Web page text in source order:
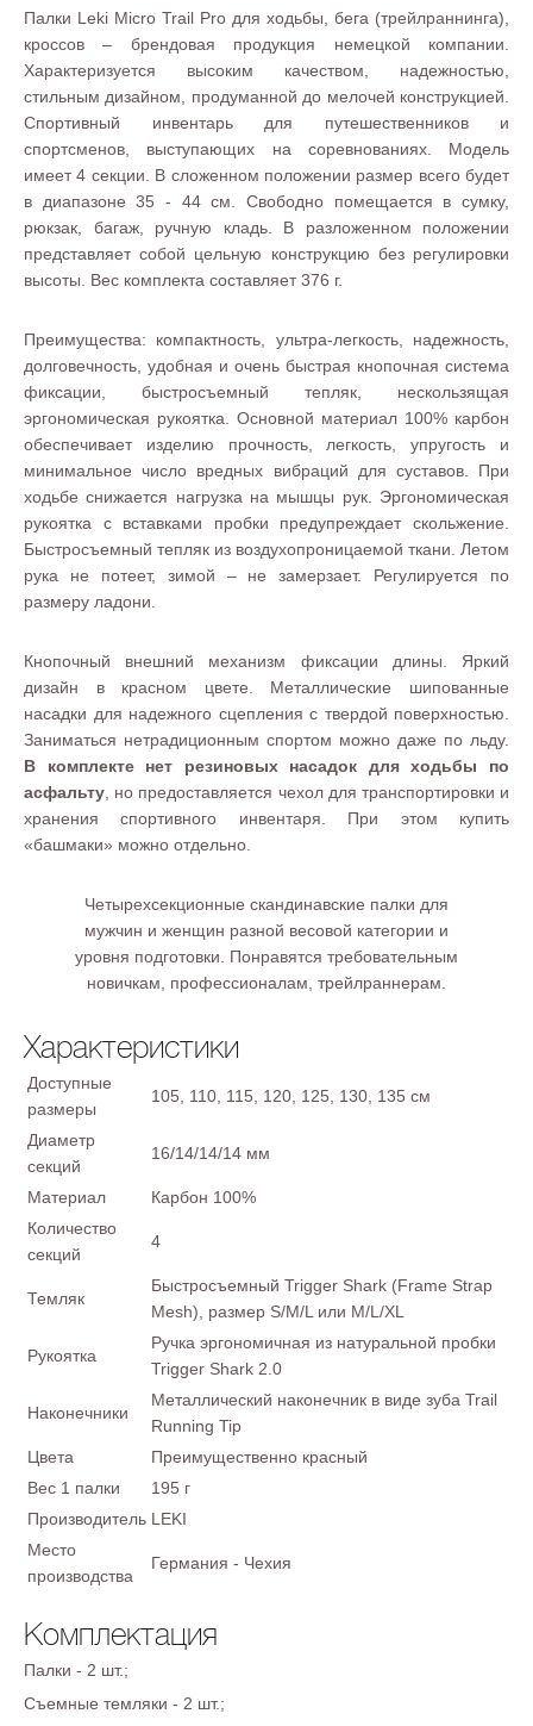
Палки Leki Micro Trail Pro для ходьбы, бега (трейлраннинга),
кроссов – брендовая продукция немецкой компании.
Характеризуется высоким качеством, надежностью,
стильным дизайном, продуманной до мелочей конструкцией.
Спортивный инвентарь для путешественников и
спортсменов, выступающих на соревнованиях. Модель
имеет 4 секции. В сложенном положении размер всего будет
в диапазоне 35 - 44 см. Свободно помещается в сумку,
рюкзак, багаж, ручную кладь. В разложенном положении
представляет собой цельную конструкцию без регулировки
высоты. Вес комплекта составляет 376 г.
Преимущества: компактность, ультра-легкость, надежность,
долговечность, удобная и очень быстрая кнопочная система
фиксации, быстросъемный тепляк, нескользящая
эргономическая рукоятка. Основной материал 100% карбон
обеспечивает изделию прочность, легкость, упругость и
минимальное число вредных вибраций для суставов. При
ходьбе снижается нагрузка на мышцы рук. Эргономическая
рукоятка с вставками пробки предупреждает скольжение.
Быстросъемный тепляк из воздухопроницаемой ткани. Летом
рука не потеет, зимой – не замерзает. Регулируется по
размеру ладони.
Кнопочный внешний механизм фиксации длины. Яркий
дизайн в красном цвете. Металлические шипованные
насадки для надежного сцепления с твердой поверхностью.
Заниматься нетрадиционным спортом можно даже по льду.
В комплекте нет резиновых насадок для ходьбы по
асфальту , но предоставляется чехол для транспортировки и
хранения спортивного инвентаря. При этом купить
«башмаки» можно отдельно.
Четырехсекционные скандинавские палки для
мужчин и женщин разной весовой категории и
уровня подготовки. Понравятся требовательным
новичкам, профессионалам, трейлраннерам.
Характеристики
Доступные
размеры
105, 110, 115, 120, 125, 130, 135 см
Диаметр
секций
16/14/14/14 мм
Материал
Карбон 100%
Количество
секций
4
Темляк
Быстросъемный Trigger Shark (Frame Strap
Mesh), размер S/M/L или M/L/XL
Рукоятка
Ручка эргономичная из натуральной пробки
Trigger Shark 2.0
Наконечники
Металлический наконечник в виде зуба Trail
Running Tip
Цвета
Преимущественно красный
Вес 1 палки
195 г
Производитель LEKI
Место
производства
Германия - Чехия
Комплектация
Палки - 2 шт.;
Съемные темляки - 2 шт.;